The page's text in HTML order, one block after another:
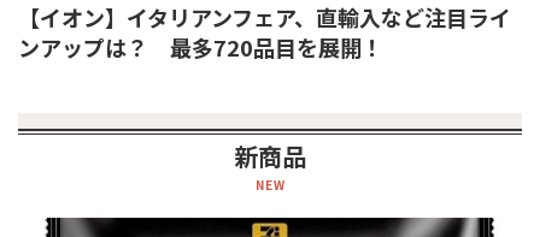
【イオン】イタリアンフェア、直輸入など注目ライ
ンアップは？ 最多720品目を展開！
新商品
NEW